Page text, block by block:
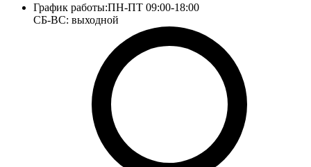
График работы:ПН-ПТ 09:00-18:00
СБ-ВС: выходной